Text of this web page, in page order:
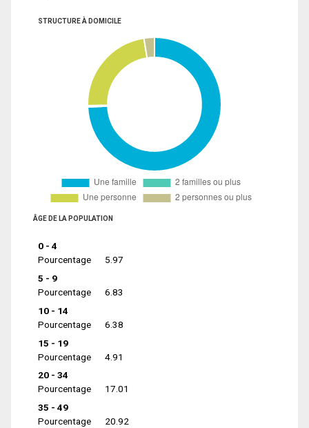
STRUCTURE À DOMICILE
ÂGE DE LA POPULATION
0 - 4
Pourcentage
5.97
5 - 9
Pourcentage
6.83
10 - 14
Pourcentage
6.38
15 - 19
Pourcentage
4.91
20 - 34
Pourcentage
17.01
35 - 49
Pourcentage
20.92